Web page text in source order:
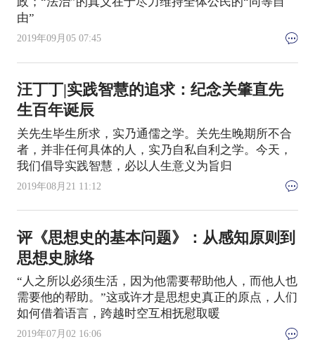
由”
2019年09月05 07:45
汪丁丁|实践智慧的追求：纪念关肇直先
生百年诞辰
关先生毕生所求，实乃通儒之学。关先生晚期所不合
者，并非任何具体的人，实乃自私自利之学。今天，
我们倡导实践智慧，必以人生意义为旨归
2019年08月21 11:12
评《思想史的基本问题》：从感知原则到
思想史脉络
“人之所以必须生活，因为他需要帮助他人，而他人也
需要他的帮助。”这或许才是思想史真正的原点，人们
如何借着语言，跨越时空互相抚慰取暖
2019年07月02 16:06